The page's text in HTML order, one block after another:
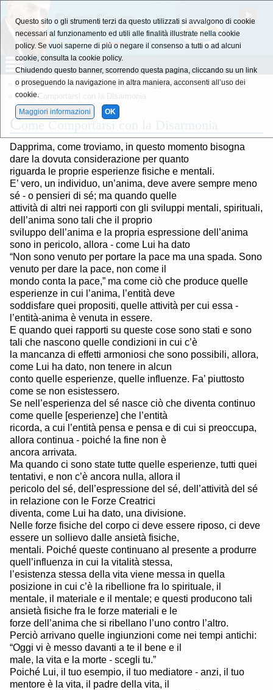
Estratti dalle Letture di E. Cayce »Atteggiamenti
» Come Comportarsi con la Disarmonia
Come Comportarsi con la Disarmonia
Dapprima, come troviamo, in questo momento bisogna
dare la dovuta considerazione per quanto
riguarda le proprie esperienze fisiche e mentali.
E’ vero, un individuo, un’anima, deve avere sempre meno
sé - o pensieri di sé; ma quando quelle
attività di altri nei rapporti con gli sviluppi mentali, spirituali,
dell’anima sono tali che il proprio
sviluppo dell’anima e la propria espressione dell’anima
sono in pericolo, allora - come Lui ha dato
“Non sono venuto per portare la pace ma una spada. Sono
venuto per dare la pace, non come il
mondo conta la pace,” ma come ciò che produce quelle
esperienze in cui l’anima, l’entità deve
soddisfare quei propositi, quelle attività per cui essa -
l’entità-anima è venuta in essere.
E quando quei rapporti su queste cose sono stati e sono
tali che nascono quelle condizioni in cui c’è
la mancanza di effetti armoniosi che sono possibili, allora,
come Lui ha dato, non tenere in alcun
conto quelle esperienze, quelle influenze. Fa’ piuttosto
come se non esistessero.
Se nell’esperienza del sé nasce ciò che diventa continuo
come quelle [esperienze] che l’entità
ricorda, a cui l’entità pensa e pensa e di cui si preoccupa,
allora continua - poiché la fine non è
ancora arrivata.
Ma quando ci sono state tutte quelle esperienze, tutti quei
tentativi, e non c’è ancora nulla, allora il
pericolo del sé, dell’espressione del sé, dell’attività del sé
in relazione con le Forze Creatrici
diventa, come Lui ha dato, una divisione.
Nelle forze fisiche del corpo ci deve essere riposo, ci deve
essere un sollievo dalle ansietà fisiche,
mentali. Poiché queste continuano al presente a produrre
quell’influenza in cui la vitalità stessa,
l’esistenza stessa della vita viene messa in quella
posizione in cui c’è la ribellione fra lo spirituale, il
mentale, il materiale e il mentale; e questi producono tali
ansietà fisiche fra le forze materiali e le
forze dell’anima che si ribellano l’uno contro l’altro.
Perciò arrivano quelle ingiunzioni come nei tempi antichi:
“Oggi vi è messo davanti a te il bene e il
male, la vita e la morte - scegli tu.”
Poiché Lui, il tuo esempio, il tuo mediatore - anzi, il tuo
mentore è la vita, il padre della vita, il
Questo sito o gli strumenti terzi da questo utilizzati si avvalgono di cookie
necessari al funzionamento ed utili alle finalità illustrate nella cookie
policy. Se vuoi saperne di più o negare il consenso a tutti o ad alcuni
cookie, consulta la cookie policy.
Chiudendo questo banner, scorrendo questa pagina, cliccando su un link
o proseguendo la navigazione in altra maniera, acconsenti all’uso dei
cookie.
Maggiori informazioni
OK